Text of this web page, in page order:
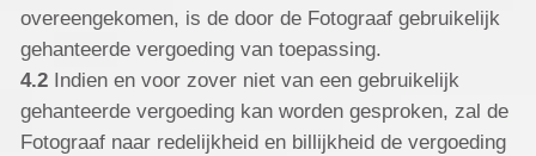
overeengekomen, is de door de Fotograaf gebruikelijk
gehanteerde vergoeding van toepassing.
4.2Indien en voor zover niet van een gebruikelijk
gehanteerde vergoeding kan worden gesproken, zal de
Fotograaf naar redelijkheid en billijkheid de vergoeding